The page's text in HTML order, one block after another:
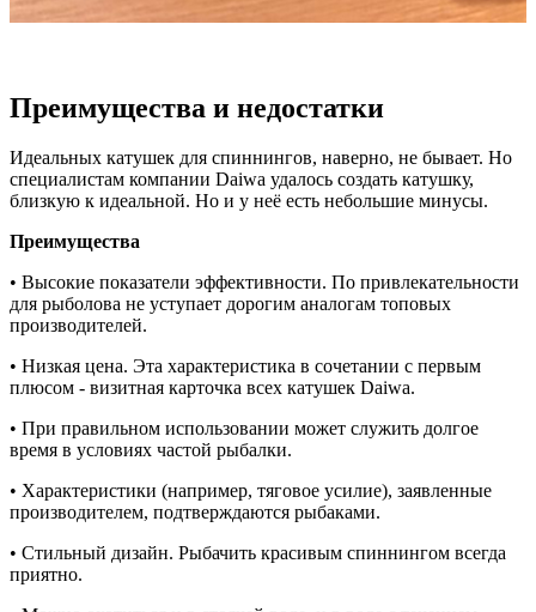
Преимущества и недостатки
Идеальных катушек для спиннингов, наверно, не бывает. Но
специалистам компании Daiwa удалось создать катушку,
близкую к идеальной. Но и у неё есть небольшие минусы.
Преимущества
• Высокие показатели эффективности. По привлекательности
для рыболова не уступает дорогим аналогам топовых
производителей.
• Низкая цена. Эта характеристика в сочетании с первым
плюсом - визитная карточка всех катушек Daiwa.
• При правильном использовании может служить долгое
время в условиях частой рыбалки.
• Характеристики (например, тяговое усилие), заявленные
производителем, подтверждаются рыбаками.
• Стильный дизайн. Рыбачить красивым спиннингом всегда
приятно.